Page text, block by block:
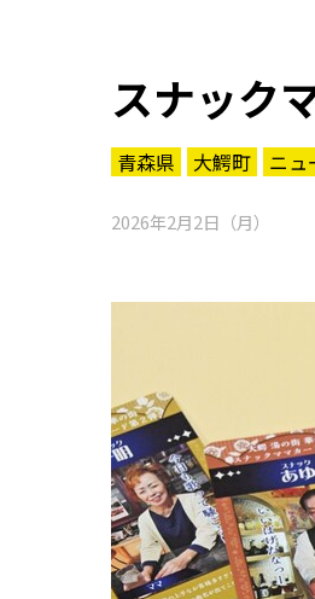
スナック
青森県 大鰐町 ニュ
2026年2月2日（月）
パワースポット